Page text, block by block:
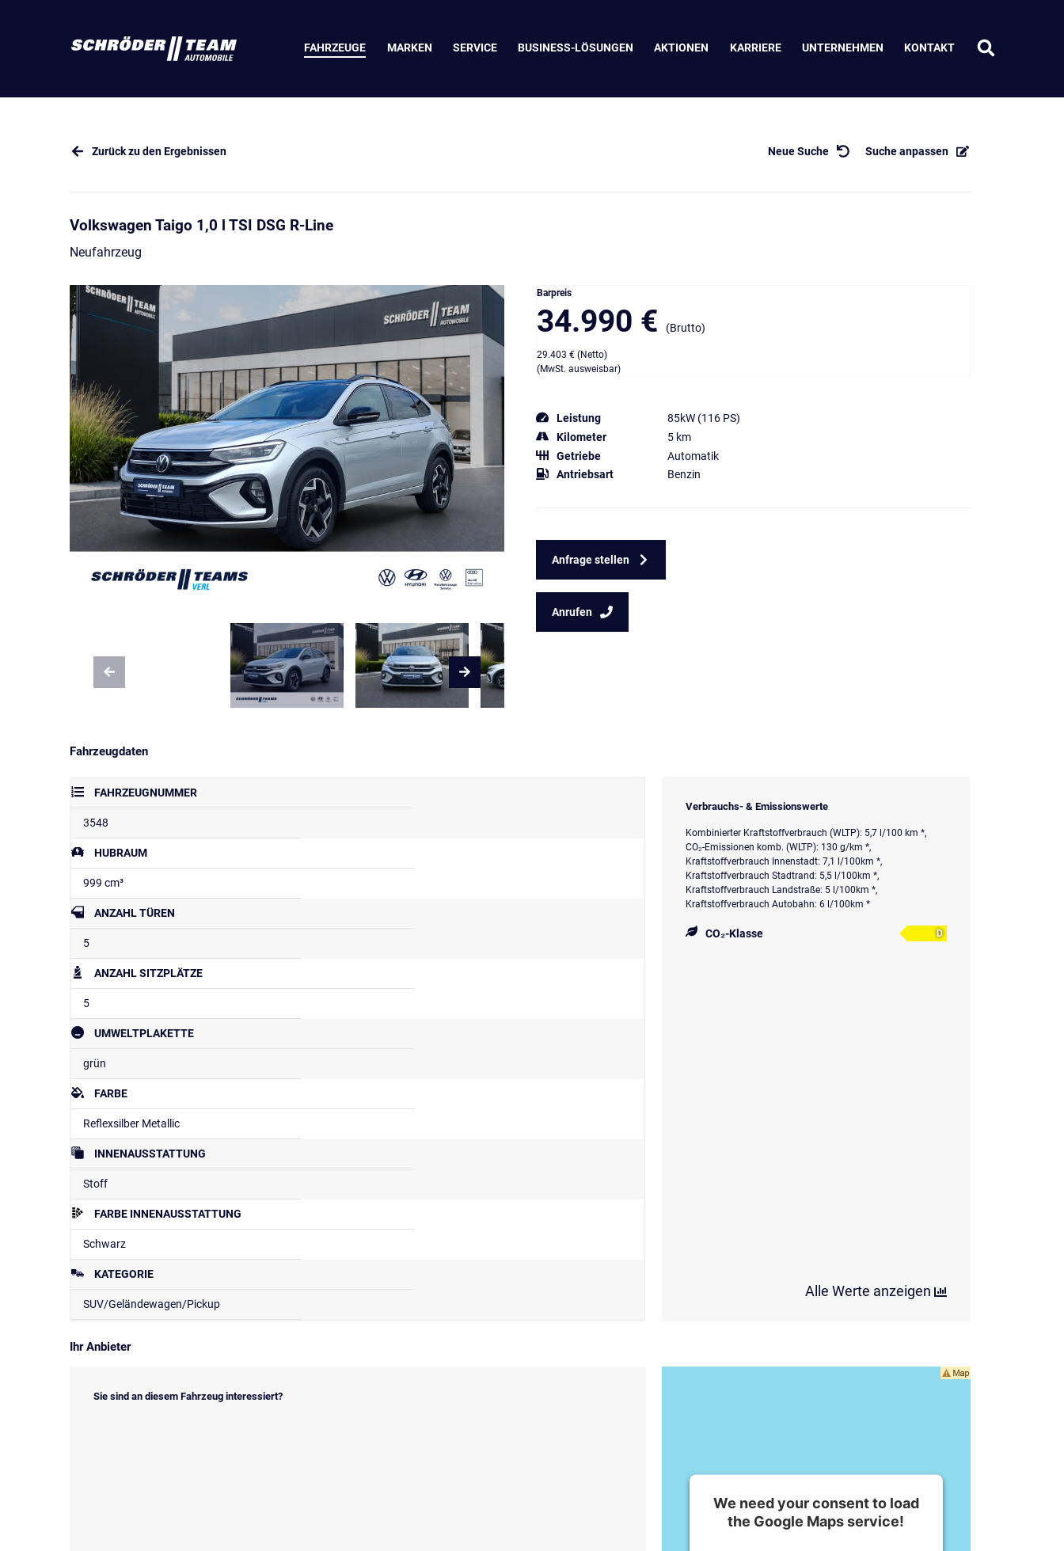
FAHRZEUGE MARKEN SERVICE BUSINESS-LÖSUNGEN AKTIONEN KARRIERE UNTERNEHMEN KONTAKT
Zurück zu den Ergebnissen Neue Suche Suche anpassen
Volkswagen Taigo 1,0 l TSI DSG R-Line
Neufahrzeug
Barpreis
34.990 € (Brutto)
29.403 € (Netto)
(MwSt. ausweisbar)
Leistung
85kW (116 PS)
Kilometer
5 km
Getriebe
Automatik
Antriebsart
Benzin
Anfrage stellen
Anrufen
Fahrzeugdaten
FAHRZEUGNUMMER
3548
HUBRAUM
999 cm³
ANZAHL TÜREN
5
ANZAHL SITZPLÄTZE
5
UMWELTPLAKETTE
grün
FARBE
Reflexsilber Metallic
INNENAUSSTATTUNG
Stoff
FARBE INNENAUSSTATTUNG
Schwarz
KATEGORIE
SUV/Geländewagen/Pickup
Verbrauchs- & Emissionswerte
Kombinierter Kraftstoffverbrauch (WLTP): 5,7 l/100 km *,
CO₂-Emissionen komb. (WLTP): 130 g/km *,
Kraftstoffverbrauch Innenstadt: 7,1 l/100km *,
Kraftstoffverbrauch Stadtrand: 5,5 l/100km *,
Kraftstoffverbrauch Landstraße: 5 l/100km *,
Kraftstoffverbrauch Autobahn: 6 l/100km *
CO₂-Klasse D
Alle Werte anzeigen
Ihr Anbieter
Sie sind an diesem Fahrzeug interessiert?
We need your consent to load
the Google Maps service!